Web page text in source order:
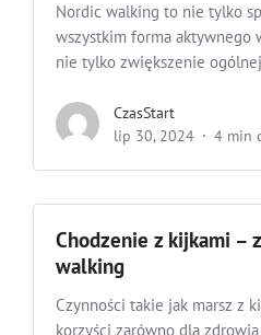
Nordic walking to nie tylko
wszystkim forma aktywnego
nie tylko zwiększenie
CzasStart
lip 30, 2024
4 min
Chodzenie z kijkami –
walking
Czynności takie jak marsz z
korzyści zarówno dla